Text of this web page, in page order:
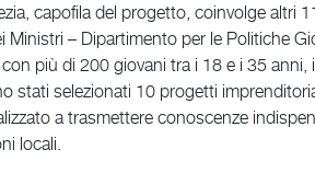
capofila del progetto, coinvolge altri
– Dipartimento per le Politiche
più di 200 giovani tra i 18 e i 35
stati selezionati 10 progetti
a trasmettere conoscenze
locali.